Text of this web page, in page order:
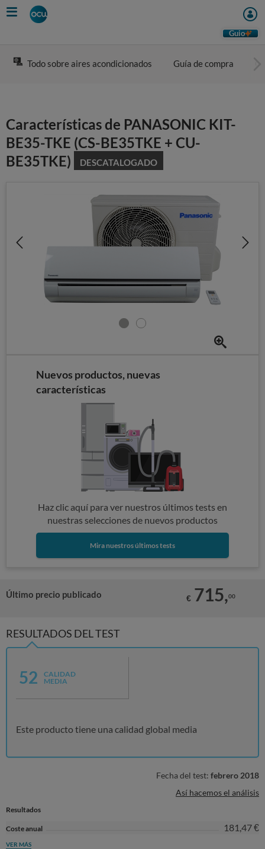
Skip
to
Guio
Todo sobre aires acondicionados Guía de compra
Características de PANASONIC KIT-
BE35-TKE (CS-BE35TKE + CU-
BE35TKE)
DESCATALOGADO
Nuevos productos, nuevas
características
Haz clic aquí para ver nuestros últimos tests en
nuestras selecciones de nuevos productos
Mira nuestros últimos tests
Último precio publicado € 715,00
RESULTADOS DEL TEST
52
CALIDAD
MEDIA
Este producto tiene una calidad global media
Fecha del test: febrero 2018
Así hacemos el análisis
Resultados
Coste anual 181,47 €
VER MÁS